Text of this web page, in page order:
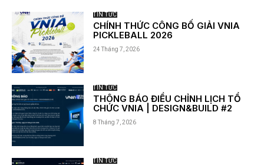
TIN TỨC
CHÍNH THỨC CÔNG BỐ GIẢI VNIA
PICKLEBALL 2026
24 Tháng 7, 2026
TIN TỨC
THÔNG BÁO ĐIỀU CHỈNH LỊCH TỔ
CHỨC VNIA | DESIGN&BUILD #2
8 Tháng 7, 2026
TIN TỨC